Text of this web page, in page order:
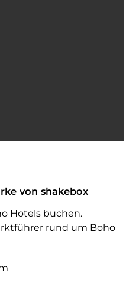
von shakebox
Hotels buchen.
rund um Boho